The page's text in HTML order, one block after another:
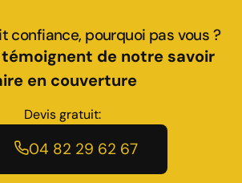
confiance, pourquoi pas vous ?
de notre savoir
en couverture
Devis gratuit:
04 82 29 62 67